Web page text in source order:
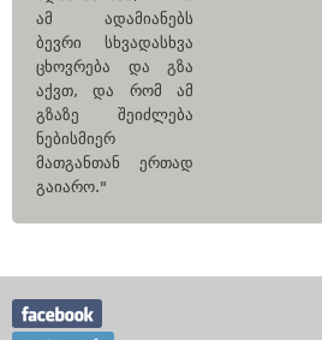
ამ ადამიანებს
ბევრი სხვადასხვა
ცხოვრება და გზა
აქვთ, და რომ ამ
გზაზე შეიძლება
ნებისმიერ
მათგანთან ერთად
გაიარო."